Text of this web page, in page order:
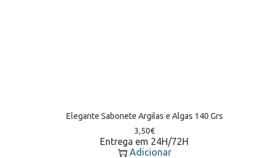
Elegante Sabonete Argilas e Algas 140 Grs
3,50€
Entrega em 24H/72H
Adicionar